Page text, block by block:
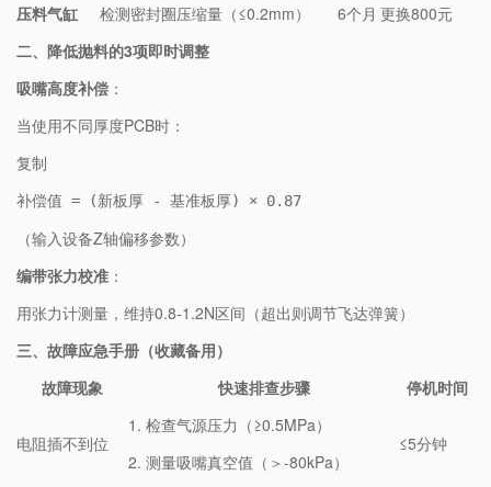
​压料气缸​
检测密封圈压缩量（≤0.2mm） 6个月 更换800元
二、降低抛料的3项即时调整
​吸嘴高度补偿​ ​：
当使用不同厚度PCB时：
复制
补偿值 = (新板厚 - 基准板厚) × 0.87
（输入设备Z轴偏移参数）
​编带张力校准​ ​：
用张力计测量，维持0.8-1.2N区间（超出则调节飞达弹簧）
三、故障应急手册（收藏备用）
故障现象
快速排查步骤 停机时间
电阻插不到位
1. 检查气源压力（≥0.5MPa）
2. 测量吸嘴真空值（＞-80kPa）
≤5分钟